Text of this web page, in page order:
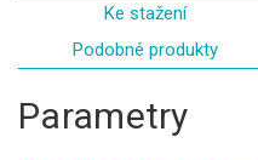
Ke stažení
Podobné produkty
Parametry